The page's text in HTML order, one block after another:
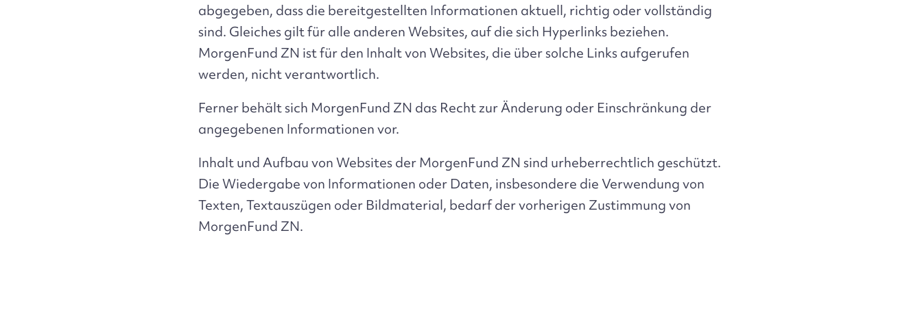
abgegeben, dass die bereitgestellten Informationen aktuell, richtig oder vollständig
sind. Gleiches gilt für alle anderen Websites, auf die sich Hyperlinks beziehen.
MorgenFund ZN ist für den Inhalt von Websites, die über solche Links aufgerufen
werden, nicht verantwortlich.
Ferner behält sich MorgenFund ZN das Recht zur Änderung oder Einschränkung der
angegebenen Informationen vor.
Inhalt und Aufbau von Websites der MorgenFund ZN sind urheberrechtlich geschützt.
Die Wiedergabe von Informationen oder Daten, insbesondere die Verwendung von
Texten, Textauszügen oder Bildmaterial, bedarf der vorherigen Zustimmung von
MorgenFund ZN.